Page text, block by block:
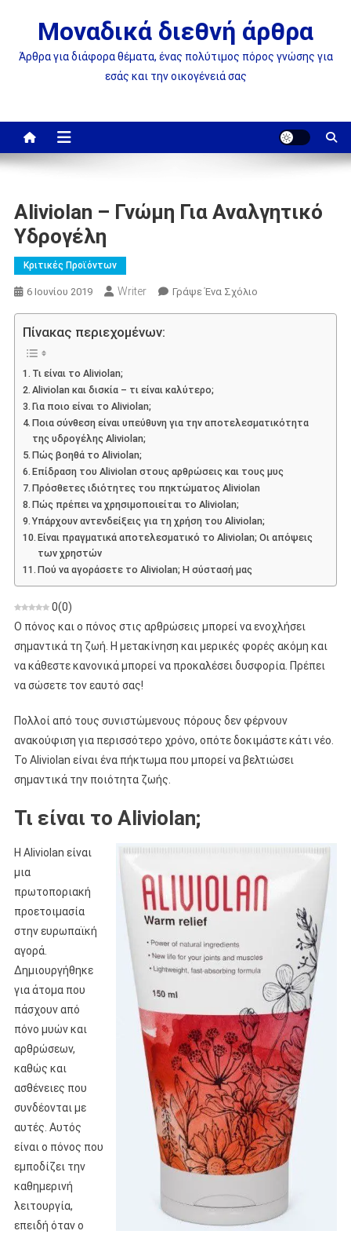
Μοναδικά διεθνή άρθρα
Άρθρα για διάφορα θέματα, ένας πολύτιμος πόρος γνώσης για
εσάς και την οικογένειά σας
Aliviolan – Γνώμη Για Αναλγητικό
Υδρογέλη
Κριτικές Προϊόντων
6 Ιουνίου 2019 Writer Γράψε Ένα ΣχόλιοOn
Πίνακας περιεχομένων:
Τι είναι το Aliviolan;
Aliviolan και δισκία – τι είναι καλύτερο;
Για ποιο είναι το Aliviolan;
Ποια σύνθεση είναι υπεύθυνη για την αποτελεσματικότητα
της υδρογέλης Aliviolan;
Πώς βοηθά το Aliviolan;
Επίδραση του Aliviolan στους αρθρώσεις και τους μυς
Πρόσθετες ιδιότητες του πηκτώματος Aliviolan
Πώς πρέπει να χρησιμοποιείται το Aliviolan;
Υπάρχουν αντενδείξεις για τη χρήση του Aliviolan;
Είναι πραγματικά αποτελεσματικό το Aliviolan; Οι απόψεις
των χρηστών
Πού να αγοράσετε το Aliviolan; Η σύστασή μας
0(0)
Ο πόνος και ο πόνος στις αρθρώσεις μπορεί να ενοχλήσει
σημαντικά τη ζωή. Η μετακίνηση και μερικές φορές ακόμη και
να κάθεστε κανονικά μπορεί να προκαλέσει δυσφορία. Πρέπει
να σώσετε τον εαυτό σας!
Πολλοί από τους συνιστώμενους πόρους δεν φέρνουν
ανακούφιση για περισσότερο χρόνο, οπότε δοκιμάστε κάτι νέο.
Το Aliviolan είναι ένα πήκτωμα που μπορεί να βελτιώσει
σημαντικά την ποιότητα ζωής.
Τι είναι το Aliviolan;
Η Aliviolan είναι
μια
πρωτοποριακή
προετοιμασία
στην ευρωπαϊκή
αγορά.
Δημιουργήθηκε
για άτομα που
πάσχουν από
πόνο μυών και
αρθρώσεων,
καθώς και
ασθένειες που
συνδέονται με
αυτές. Αυτός
είναι ο πόνος που
εμποδίζει την
καθημερινή
λειτουργία,
επειδή όταν ο